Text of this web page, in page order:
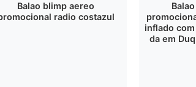
Balao blimp aereo
radio costazul
inflado
da em